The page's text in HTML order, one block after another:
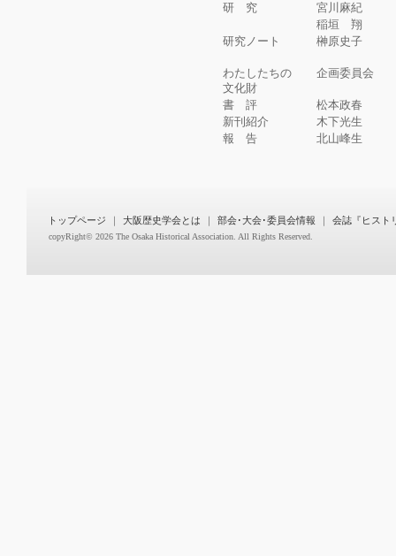
研 究
宮川麻紀
稲垣 翔
研究ノート
榊原史子
わたしたちの
文化財
企画委員会
書 評
松本政春
新刊紹介
木下光生
報 告
北山峰生
トップページ ｜ 大阪歴史学会とは ｜ 部会･大会･委員会情報 ｜ 会誌『ヒスト
copyRight© 2026 The Osaka Historical Association. All Rights Reserved.